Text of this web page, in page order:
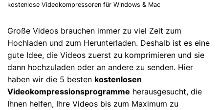
kostenlose Videokompressoren für Windows & Mac
Große Videos brauchen immer zu viel Zeit zum
Hochladen und zum Herunterladen. Deshalb ist es eine
gute Idee, die Videos zuerst zu komprimieren und sie
dann hochzuladen oder an andere zu senden. Hier
haben wir die 5 besten kostenlosen
Videokompressionsprogramme herausgesucht, die
Ihnen helfen, Ihre Videos bis zum Maximum zu